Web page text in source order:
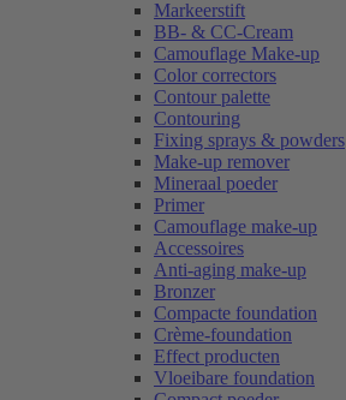
Markeerstift
BB- & CC-Cream
Camouflage Make-up
Color correctors
Contour palette
Contouring
Fixing sprays & powders
Make-up remover
Mineraal poeder
Primer
Camouflage make-up
Accessoires
Anti-aging make-up
Bronzer
Compacte foundation
Crème-foundation
Effect producten
Vloeibare foundation